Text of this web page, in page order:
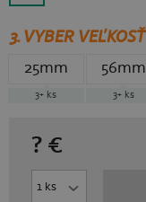
3.VYBER VEĽKOSŤ
25mm
3+ ks
56mm
3+ ks
? €